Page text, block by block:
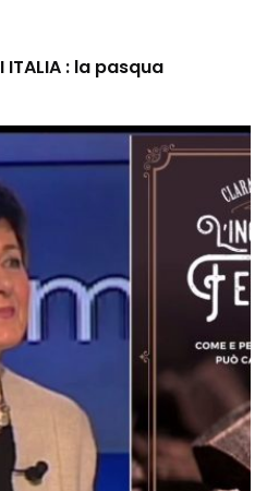
ITALIA : la pasqua